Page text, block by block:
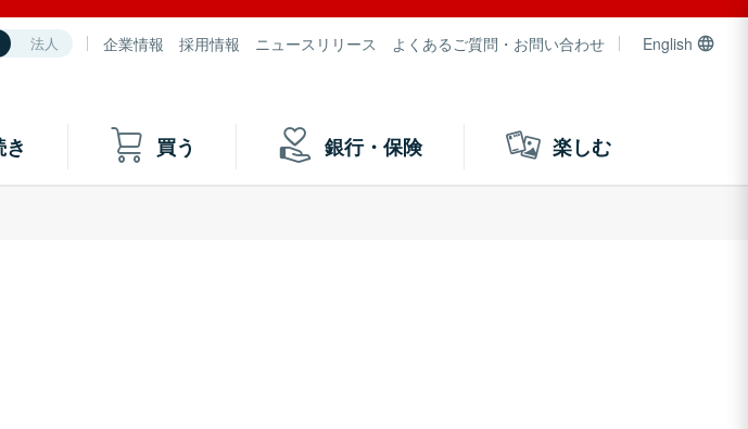
法人 企業情報 採用情報 ニュースリリース よくあるご質問・お問い合わせ English
買う 銀行・保険 楽しむ